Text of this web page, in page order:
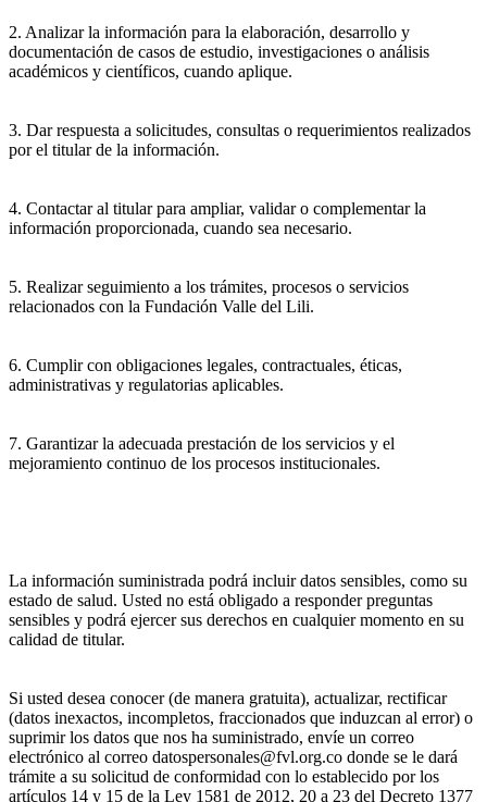
2. Analizar la información para la elaboración, desarrollo y
documentación de casos de estudio, investigaciones o análisis
académicos y científicos, cuando aplique.
3. Dar respuesta a solicitudes, consultas o requerimientos realizados
por el titular de la información.
4. Contactar al titular para ampliar, validar o complementar la
información proporcionada, cuando sea necesario.
5. Realizar seguimiento a los trámites, procesos o servicios
relacionados con la Fundación Valle del Lili.
6. Cumplir con obligaciones legales, contractuales, éticas,
administrativas y regulatorias aplicables.
7. Garantizar la adecuada prestación de los servicios y el
mejoramiento continuo de los procesos institucionales.
La información suministrada podrá incluir datos sensibles, como su
estado de salud. Usted no está obligado a responder preguntas
sensibles y podrá ejercer sus derechos en cualquier momento en su
calidad de titular.
Si usted desea conocer (de manera gratuita), actualizar, rectificar
(datos inexactos, incompletos, fraccionados que induzcan al error) o
suprimir los datos que nos ha suministrado, envíe un correo
electrónico al correo datospersonales@fvl.org.co donde se le dará
trámite a su solicitud de conformidad con lo establecido por los
artículos 14 y 15 de la Ley 1581 de 2012, 20 a 23 del Decreto 1377